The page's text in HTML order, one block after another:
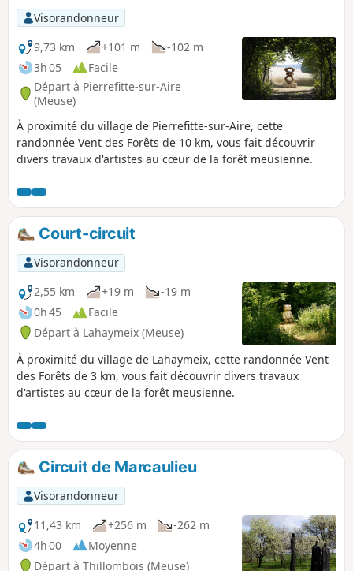
Visorandonneur
9,73 km
+101 m
-102 m
3h 05
Facile
Départ à Pierrefitte-sur-Aire
(Meuse)
À proximité du village de Pierrefitte-sur-Aire, cette
randonnée Vent des Forêts de 10 km, vous fait découvrir
divers travaux d'artistes au cœur de la forêt meusienne.
Court-circuit
Visorandonneur
2,55 km
+19 m
-19 m
0h 45
Facile
Départ à Lahaymeix (Meuse)
À proximité du village de Lahaymeix, cette randonnée Vent
des Forêts de 3 km, vous fait découvrir divers travaux
d'artistes au cœur de la forêt meusienne.
Circuit de Marcaulieu
Visorandonneur
11,43 km
+256 m
-262 m
4h 00
Moyenne
Départ à Thillombois (Meuse)